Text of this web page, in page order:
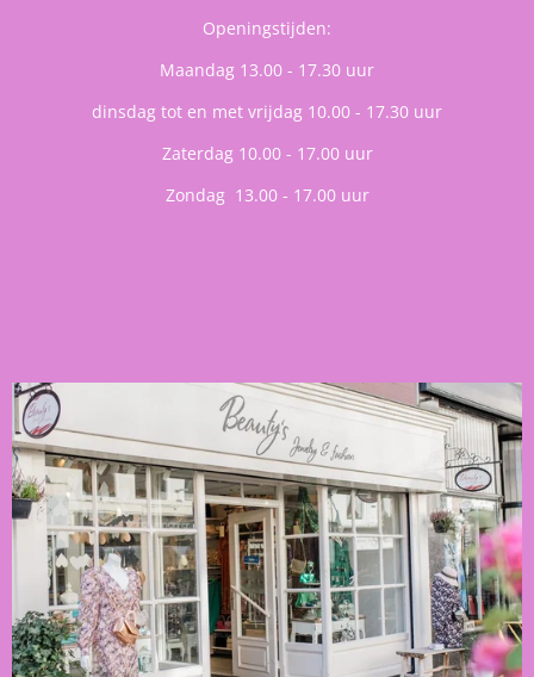
Openingstijden:
Maandag 13.00 - 17.30 uur
dinsdag tot en met vrijdag 10.00 - 17.30 uur
Zaterdag 10.00 - 17.00 uur
Zondag 13.00 - 17.00 uur